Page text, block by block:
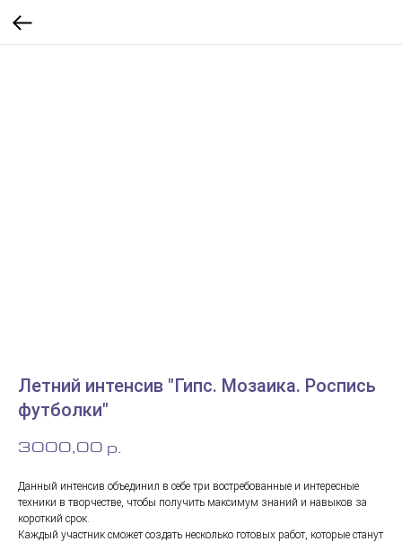
Летний интенсив "Гипс. Мозаика. Роспись
футболки"
3000,00 р.
Данный интенсив объединил в себе три востребованные и интересные
техники в творчестве, чтобы получить максимум знаний и навыков за
короткий срок.
Каждый участник сможет создать несколько готовых работ, которые станут